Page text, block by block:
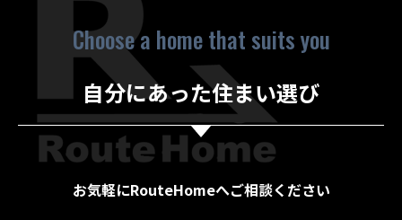
Choose a home that suits you
自分にあった住まい選び
お気軽にRouteHomeへご相談ください